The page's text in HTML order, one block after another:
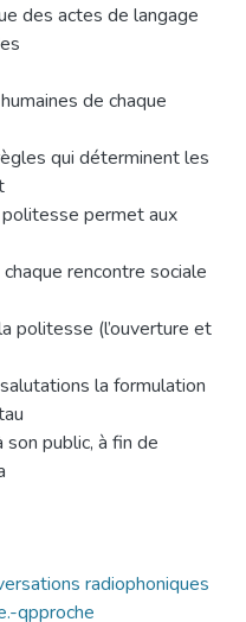
des actes de langage
de chaque
qui déterminent les
permet aux
rencontre sociale
politesse (l’ouverture et
la formulation
son public, à fin de
radiophoniques
qpproche